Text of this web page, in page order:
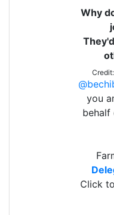
Why
Credit:
you
behalf
Click